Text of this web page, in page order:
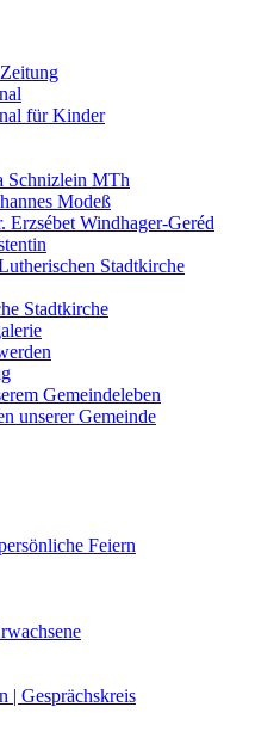
für Kinder
Schnizlein MTh
Modeß
Erzsébet Windhager-Geréd
Stadtkirche
Stadtkirche
Gemeindeleben
unserer Gemeinde
Feiern
| Gesprächskreis